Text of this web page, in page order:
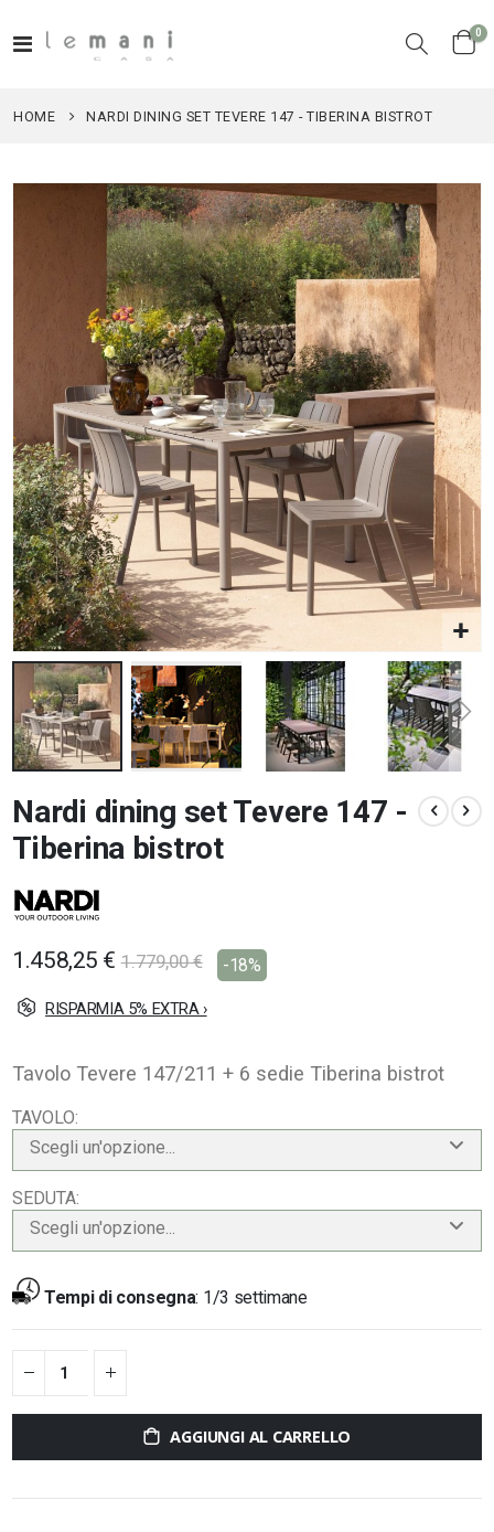
Toggle
Cart
0
HOME NARDI DINING SET TEVERE 147 - TIBERINA BISTROT
immagini
all'inizio
della
galleria
immagini
Nardi dining set Tevere 147 -
Tiberina bistrot
1.458,25 € 1.779,00 € -18%
RISPARMIA 5% EXTRA ›
Tavolo Tevere 147/211 + 6 sedie Tiberina bistrot
TAVOLO
Scegli un'opzione...
SEDUTA
Scegli un'opzione...
Tempi di consegna: 1/3 settimane
AGGIUNGI AL CARRELLO